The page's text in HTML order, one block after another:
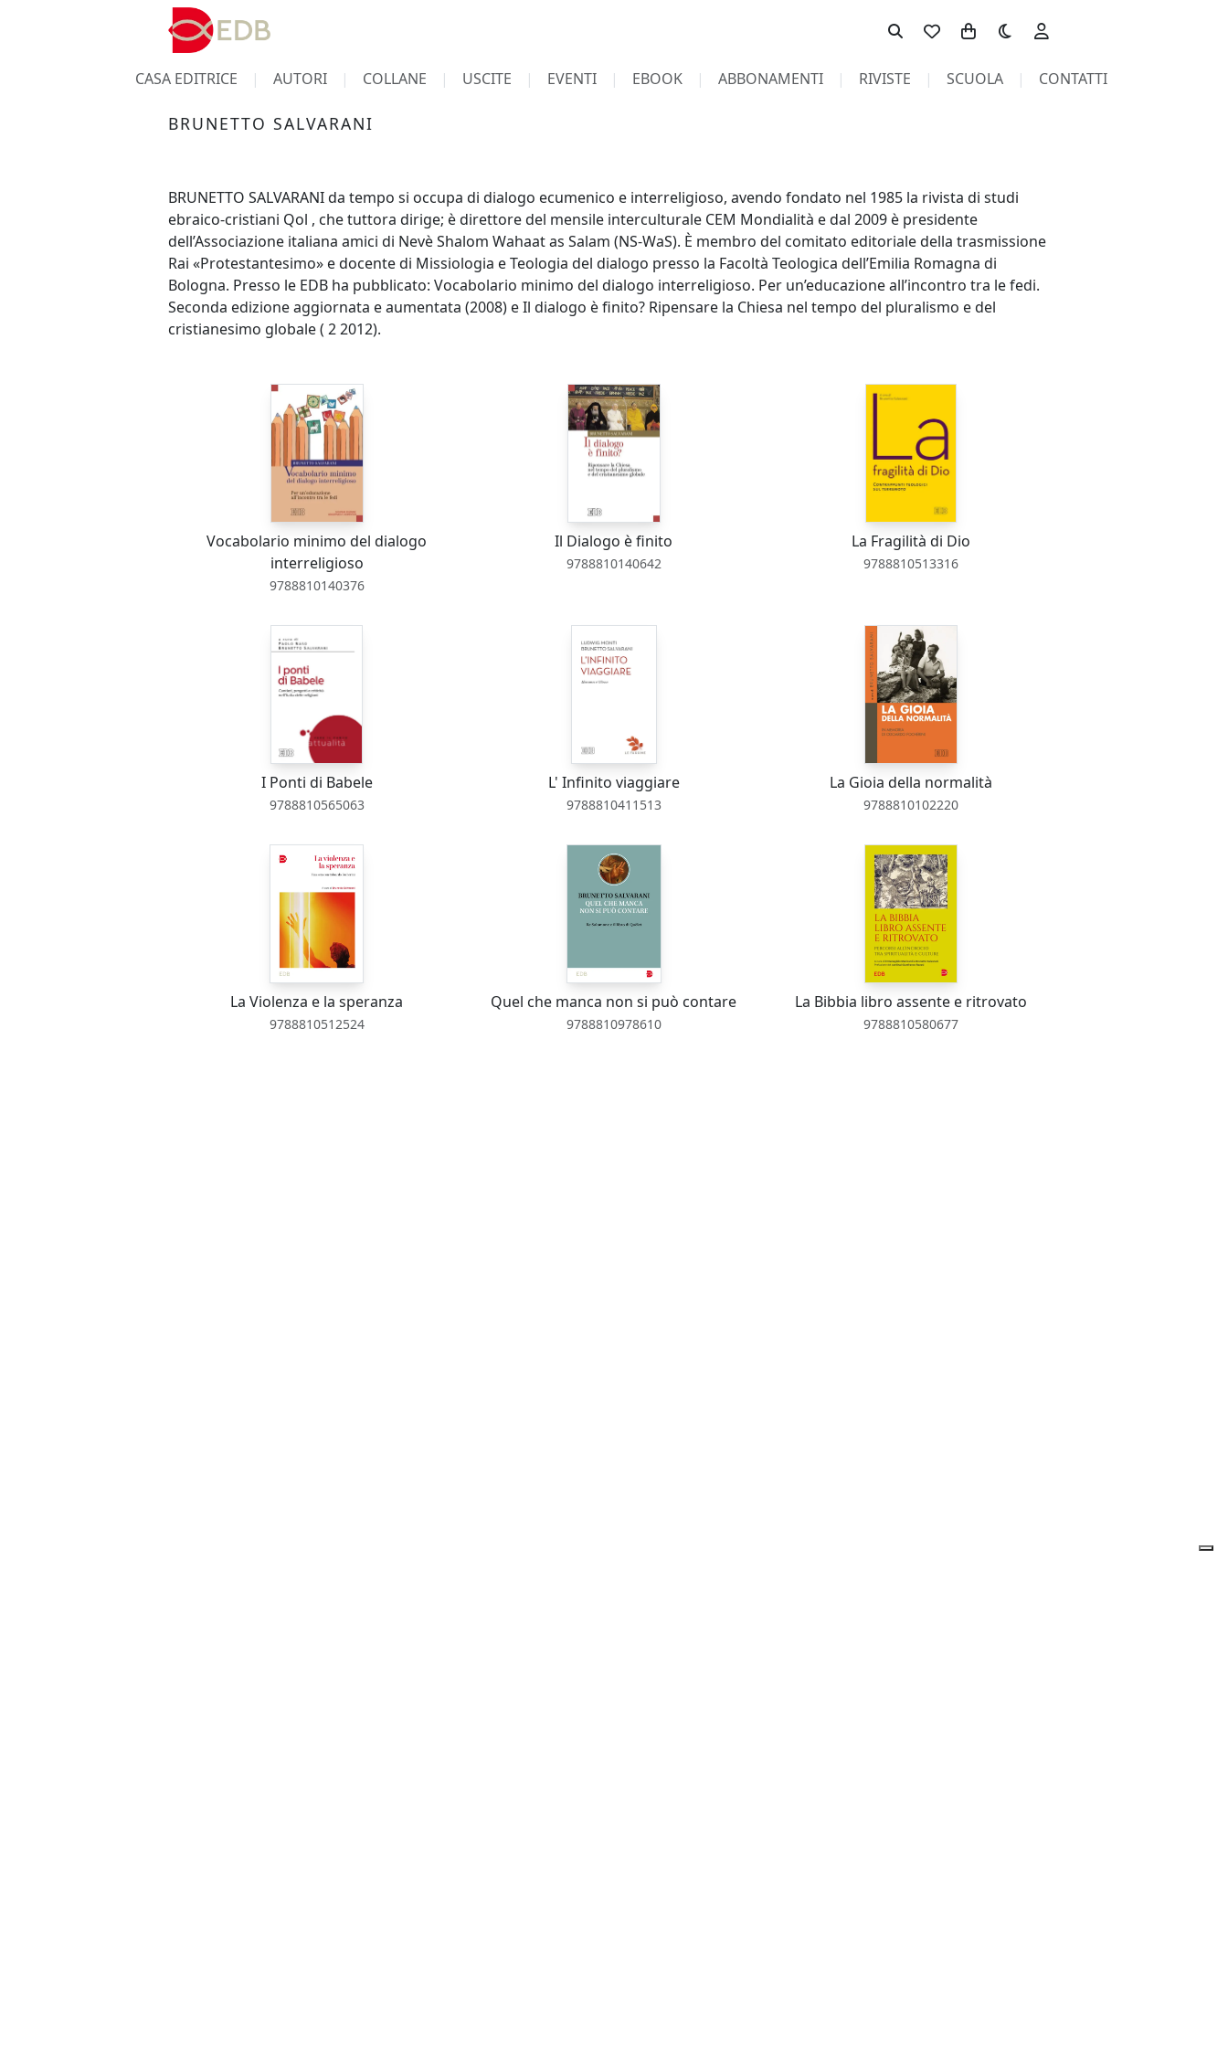
Toggle theme
CASA EDITRICE AUTORI COLLANE USCITE EVENTI EBOOK ABBONAMENTI RIVISTE SCUOLA CONTATTI
BRUNETTO SALVARANI
BRUNETTO SALVARANI da tempo si occupa di dialogo ecumenico e interreligioso, avendo fondato nel 1985 la rivista di studi
ebraico-cristiani Qol , che tuttora dirige; è direttore del mensile interculturale CEM Mondialità e dal 2009 è presidente
dell’Associazione italiana amici di Nevè Shalom Wahaat as Salam (NS-WaS). È membro del comitato editoriale della trasmissione
Rai «Protestantesimo» e docente di Missiologia e Teologia del dialogo presso la Facoltà Teologica dell’Emilia Romagna di
Bologna. Presso le EDB ha pubblicato: Vocabolario minimo del dialogo interreligioso. Per un’educazione all’incontro tra le fedi.
Seconda edizione aggiornata e aumentata (2008) e Il dialogo è finito? Ripensare la Chiesa nel tempo del pluralismo e del
cristianesimo globale ( 2 2012).
Vocabolario minimo del dialogo
interreligioso
9788810140376
Il Dialogo è finito
9788810140642
La Fragilità di Dio
9788810513316
I Ponti di Babele
9788810565063
L' Infinito viaggiare
9788810411513
La Gioia della normalità
9788810102220
La Violenza e la speranza
9788810512524
Quel che manca non si può contare
9788810978610
La Bibbia libro assente e ritrovato
9788810580677